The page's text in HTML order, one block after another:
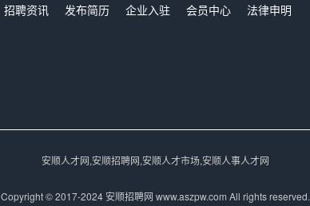
招聘资讯 发布简历 企业入驻 会员中心
法律申明
安顺人才网,安顺招聘网,安顺人才市场,安顺人事人才网
Copyright © 2017-2024 安顺招聘网 www.aszpw.com All rights reserved.